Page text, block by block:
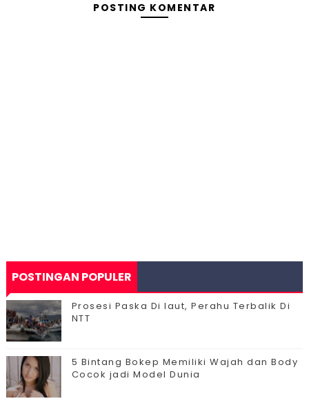
POSTING KOMENTAR
POSTINGAN POPULER
Prosesi Paska Di laut, Perahu Terbalik Di
NTT
5 Bintang Bokep Memiliki Wajah dan Body
Cocok jadi Model Dunia